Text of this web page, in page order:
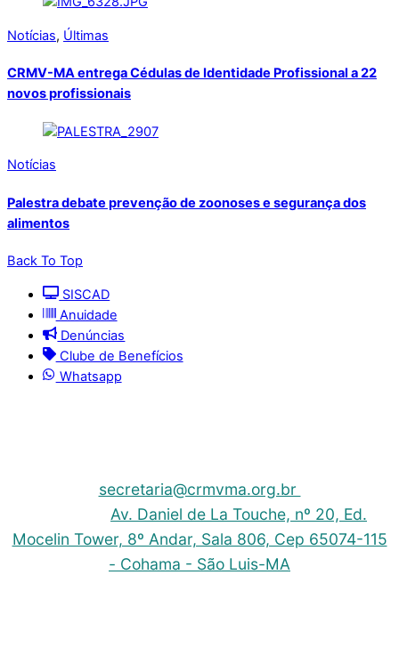
Notícias, Últimas
CRMV-MA entrega Cédulas de Identidade Profissional a 22
novos profissionais
Notícias
Palestra debate prevenção de zoonoses e segurança dos
alimentos
Back To Top
SISCAD
Anuidade
Denúncias
Clube de Benefícios
Whatsapp
secretaria@crmvma.org.br
Av. Daniel de La Touche, nº 20, Ed.
Mocelin Tower, 8º Andar, Sala 806, Cep 65074-115
- Cohama - São Luis-MA